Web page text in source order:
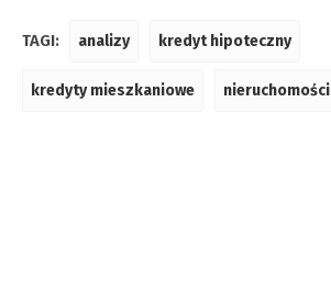
TAGI: analizy kredyt hipoteczny
kredyty mieszkaniowe nieruchomości